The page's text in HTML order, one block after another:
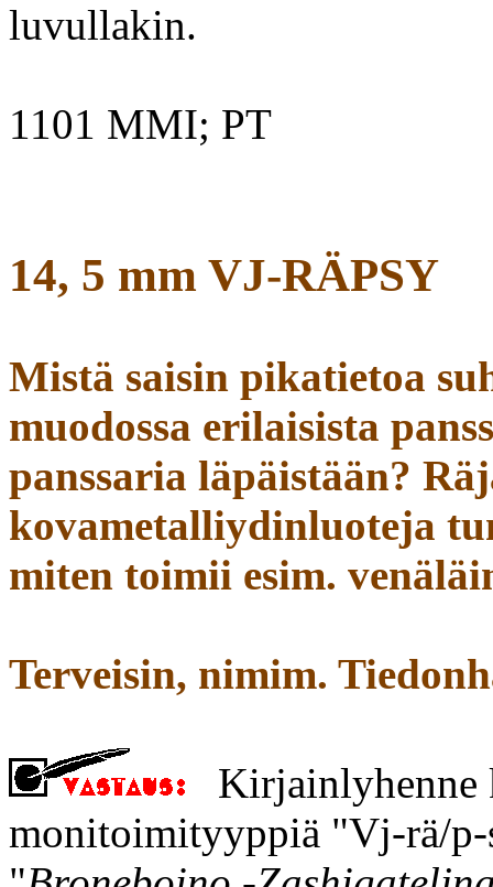
luvullakin.
1101 MMI; PT
14, 5 mm VJ-RÄPSY
Mistä saisin pikatietoa
muodossa erilaisista
panssaria läpäistään?
kovametalliydinluoteja
miten toimii esim.
Terveisin, nimim.
Kirjainlyhenne
monitoimityyppiä "Vj-rä/